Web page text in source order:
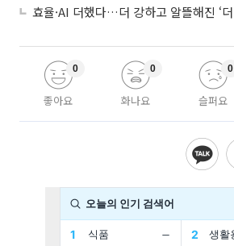
좋아요
0
화나요
0
슬퍼요
0